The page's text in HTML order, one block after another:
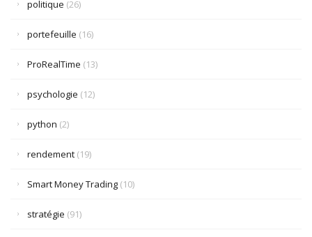
politique (26)
portefeuille (16)
ProRealTime (13)
psychologie (12)
python (2)
rendement (19)
Smart Money Trading (10)
stratégie (91)